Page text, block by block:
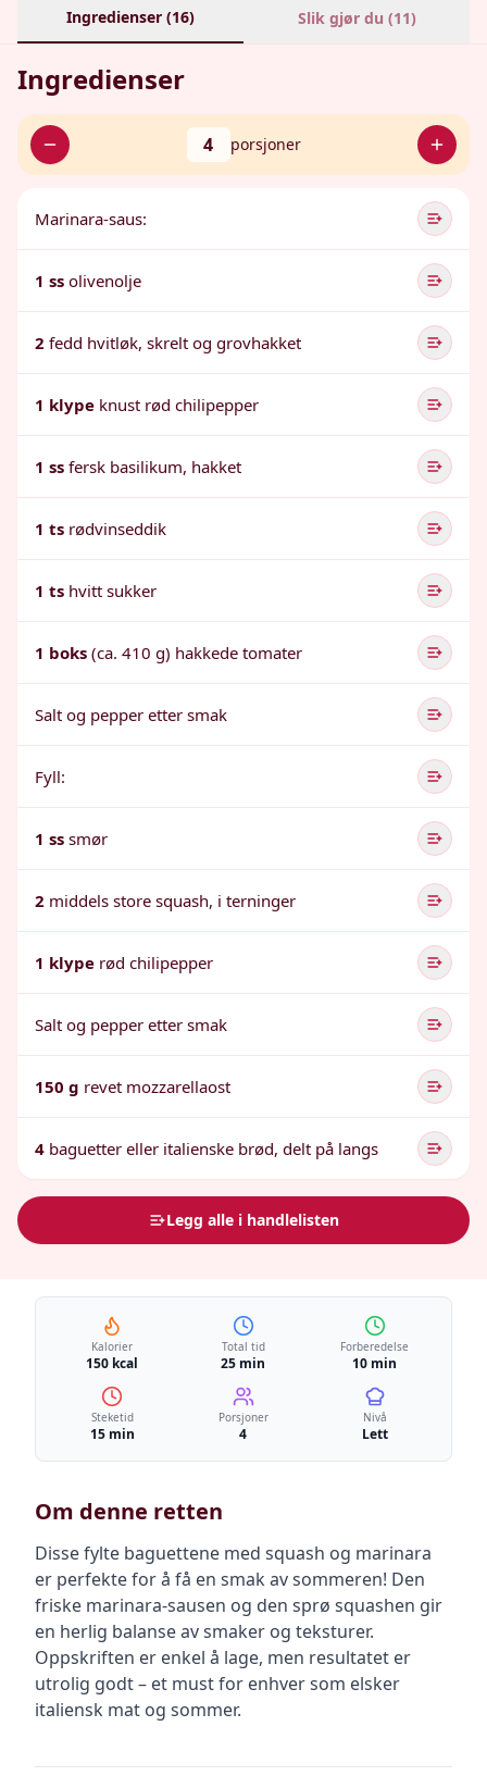
Ingredienser (16) Slik gjør du (11)
Ingredienser
4 porsjoner
Marinara-saus:
1 ss olivenolje
2 fedd hvitløk, skrelt og grovhakket
1 klype knust rød chilipepper
1 ss fersk basilikum, hakket
1 ts rødvinseddik
1 ts hvitt sukker
1 boks (ca. 410 g) hakkede tomater
Salt og pepper etter smak
Fyll:
1 ss smør
2 middels store squash, i terninger
1 klype rød chilipepper
Salt og pepper etter smak
150 g revet mozzarellaost
4 baguetter eller italienske brød, delt på langs
Legg alle i handlelisten
Kalorier
150 kcal
Total tid
25 min
Forberedelse
10 min
Steketid
15 min
Porsjoner
4
Nivå
Lett
Om denne retten
Disse fylte baguettene med squash og marinara
er perfekte for å få en smak av sommeren! Den
friske marinara-sausen og den sprø squashen gir
en herlig balanse av smaker og teksturer.
Oppskriften er enkel å lage, men resultatet er
utrolig godt – et must for enhver som elsker
italiensk mat og sommer.